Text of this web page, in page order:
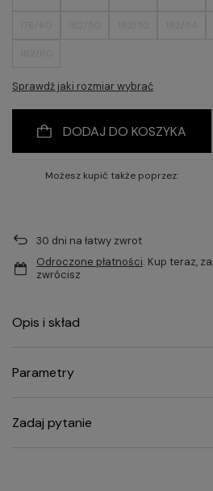
Sprawdź jaki rozmiar wybrać
DODAJ DO KOSZYKA
Możesz kupić także poprzez:
30 dni na łatwy zwrot
Odroczone płatności. Kup teraz,
zwrócisz
Opis i skład
Parametry
Zadaj pytanie